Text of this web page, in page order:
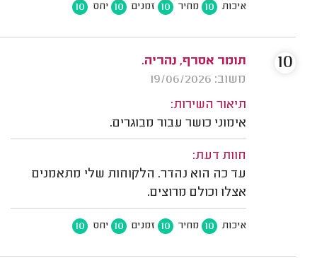
איכות 10 מחיר 10 זמנים 10 יחס 10
תומר אסרף, נהריה.
משוב: 19/06/2026
תיאור השירות:
אימוני כושר עבור מבוגרים.
חוות דעת:
עד כה הוא נהדר. הלקוחות שלי מתאמנים
אצלו וכולם מרוצים.
איכות 10 מחיר 10 זמנים 10 יחס 10
10